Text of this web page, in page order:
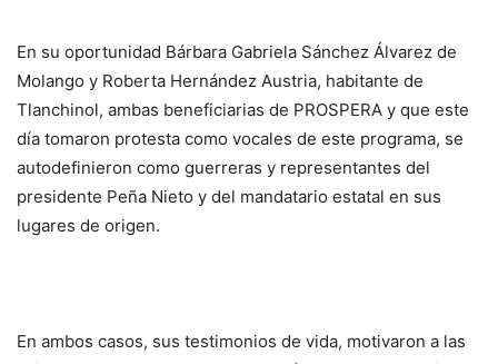
En su oportunidad Bárbara Gabriela Sánchez Álvarez de
Molango y Roberta Hernández Austria, habitante de
Tlanchinol, ambas beneficiarias de PROSPERA y que este
día tomaron protesta como vocales de este programa, se
autodefinieron como guerreras y representantes del
presidente Peña Nieto y del mandatario estatal en sus
lugares de origen.
En ambos casos, sus testimonios de vida, motivaron a las